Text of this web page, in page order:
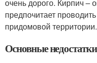
очень дорого. Кирпич –
предпочитает
придомовой территории.
Основные недостатки